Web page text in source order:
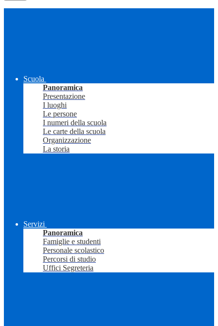
Scuola
Panoramica
Presentazione
I luoghi
Le persone
I numeri della scuola
Le carte della scuola
Organizzazione
La storia
Servizi
Panoramica
Famiglie e studenti
Personale scolastico
Percorsi di studio
Uffici Segreteria